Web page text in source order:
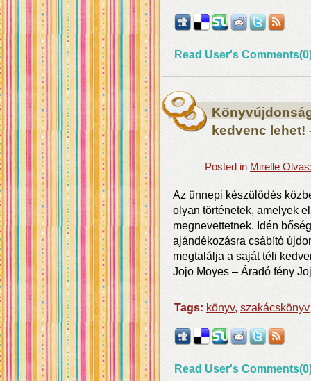
Read User's
kedvenc
Posted in Mirelle
Az ünnepi készülődés
olyan történetek, amelyek
megnevettetnek. Idén
ajándékozásra csábító
megtalálja a saját téli
Jojo Moyes – Áradó fény
Tags: könyv, szakácskönyv
Read User's